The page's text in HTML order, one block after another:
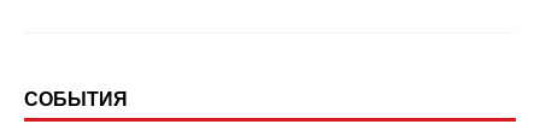
СОБЫТИЯ